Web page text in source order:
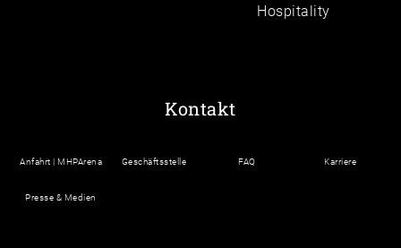
Hospitality
Kontakt
Anfahrt | MHPArena Geschäftsstelle FAQ Karriere
Presse & Medien